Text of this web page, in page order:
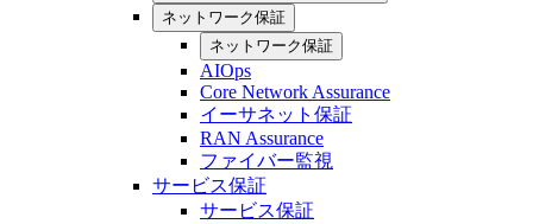
ネットワーク保証
ネットワーク保証
AIOps
Core Network Assurance
イーサネット保証
RAN Assurance
ファイバー監視
サービス保証
サービス保証